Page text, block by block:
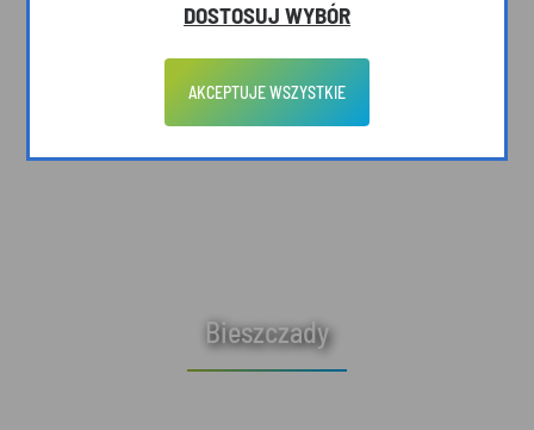
Bieszczady
DOSTOSUJ WYBÓR
AKCEPTUJE WSZYSTKIE